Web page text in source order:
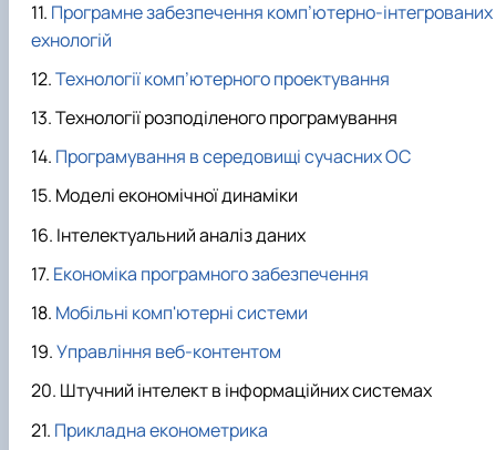
Програмне забезпечення комп’ютерно-інтегрованих
ехнологій
Технології комп’ютерного проектування
Технології розподіленого програмування
Програмування в середовищі сучасних ОС
Моделі економічної динаміки
Інтелектуальний аналіз даних
Економіка програмного забезпечення
Мобільні комп'ютерні системи
Управління веб-контентом
Штучний інтелект в інформаційних системах
Прикладна економетрика